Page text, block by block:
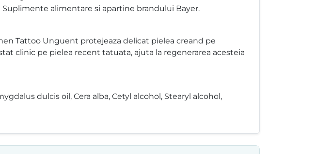
alimentare si apartine brandului Bayer.
Tattoo Unguent protejeaza delicat pielea creand pe
clinic pe pielea recent tatuata, ajuta la regenerarea acesteia
dulcis oil, Cera alba, Cetyl alcohol, Stearyl alcohol,